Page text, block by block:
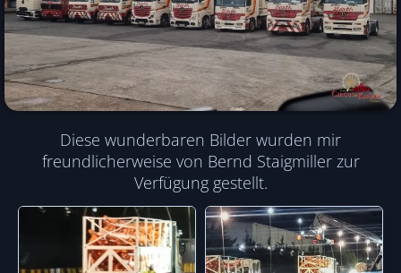
Diese wunderbaren Bilder wurden mir
freundlicherweise von Bernd Staigmiller zur
Verfügung gestellt.